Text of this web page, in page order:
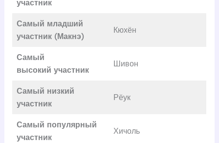
участник
Самый младший
участник (Макнэ)
Кюхён
Самый
высокий участник
Шивон
Самый низкий
участник
Рёук
Самый популярный
участник
Хичоль